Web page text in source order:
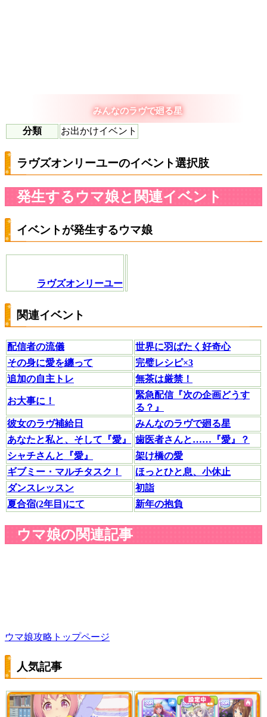
みんなのラヴで廻る星
分類 お出かけイベント
ラヴズオンリーユーのイベント選択肢
発生するウマ娘と関連イベント
イベントが発生するウマ娘
ラヴズオンリーユー
関連イベント
配信者の流儀
世界に羽ばたく好奇心
その身に愛を纏って
完璧レシピ×3
追加の自主トレ
無茶は厳禁！
お大事に！
緊急配信『次の企画どうす
る？』
彼女のラヴ補給日
みんなのラヴで廻る星
あなたと私と、そして『愛』
歯医者さんと……『愛』？
シャチさんと『愛』
架け橋の愛
ギブミー・マルチタスク！
ほっとひと息、小休止
ダンスレッスン
初詣
夏合宿(2年目)にて
新年の抱負
ウマ娘の関連記事
ウマ娘攻略トップページ
人気記事